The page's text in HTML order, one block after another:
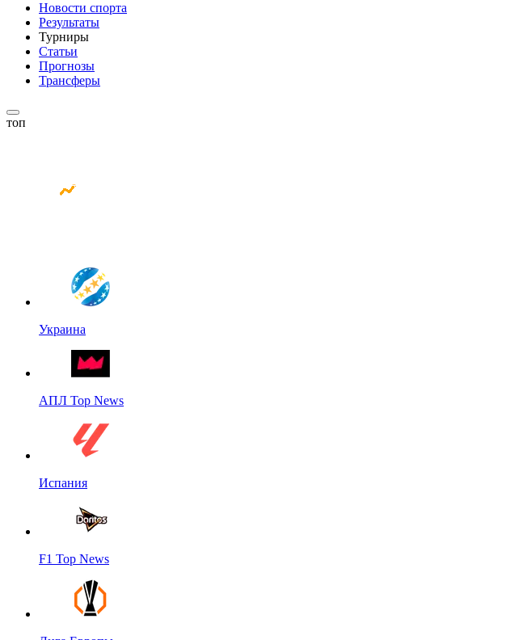
Новости спорта
Результаты
Турниры
Статьи
Прогнозы
Трансферы
топ
Украина
АПЛ Top News
Испания
F1 Top News